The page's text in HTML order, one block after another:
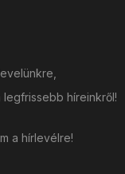
híreinkről!
a hírlevélre!